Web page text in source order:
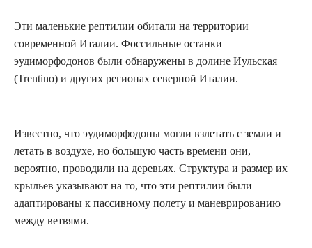
Эти маленькие рептилии обитали на территории
современной Италии. Фоссильные останки
эудиморфодонов были обнаружены в долине Иульская
(Trentino) и других регионах северной Италии.
Известно, что эудиморфодоны могли взлетать с земли и
летать в воздухе, но большую часть времени они,
вероятно, проводили на деревьях. Структура и размер их
крыльев указывают на то, что эти рептилии были
адаптированы к пассивному полету и маневрированию
между ветвями.